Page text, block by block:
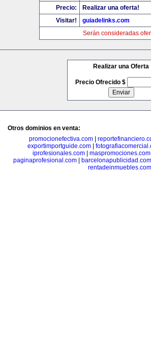
Precio:
Realizar una oferta!
Visitar!
guiadelinks.com
Serán consideradas
Realizar una Oferta
Precio Ofrecido $
Otros dominios en venta:
promocionefectiva.com
exportimportguide.com
iprofesionales.com
maspromociones.com
paginaprofesional.com|
barcelonapublicidad.com
rentadeinmuebles.com